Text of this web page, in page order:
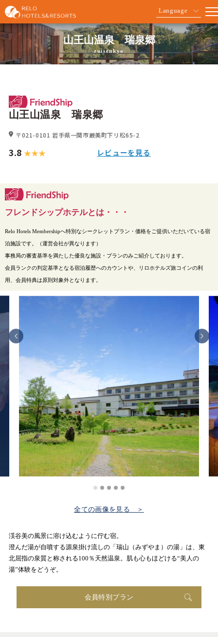
Language
山王山温泉 瑞泉郷
zuisenkyo
山王山温泉 瑞泉郷
〒021-0101 岩手県一関市厳美町下リ松65-2
3.8 レビューを見る
フレンドシップホテルとは・・・
Relo Hotels Membershipへ特別なシークレットプラン・価格をご提供いただいている宿
泊施設です。（運営会社が異なります）
事務局の審査基準を満たした優良な施設・プランのみご紹介しております。
会員ランクの判定基準となる宿泊履歴へのカウントや、リロホテルズ旅コインの利
用、会員特典は原則対象外となります。
全ての画像を見る ＞
渓谷美の風景に溶け込むように佇む宿。
澄んだ湯が自噴する源泉掛け流しの「瑞山（みずやま）の湯」は、東
北屈指の泉質と称される100％天然温泉。肌も心もほどける“美人の
湯”体験をどうぞ。
会員特別プラン